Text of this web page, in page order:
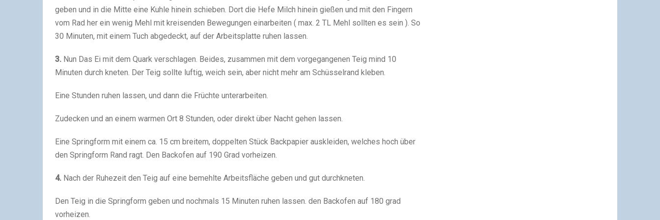
geben und in die Mitte eine Kuhle hinein schieben. Dort die Hefe Milch hinein gießen und mit den Fingern
vom Rad her ein wenig Mehl mit kreisenden Bewegungen einarbeiten ( max. 2 TL Mehl sollten es sein ). So
30 Minuten, mit einem Tuch abgedeckt, auf der Arbeitsplatte ruhen lassen.
3. Nun Das Ei mit dem Quark verschlagen. Beides, zusammen mit dem vorgegangenen Teig mind 10
Minuten durch kneten. Der Teig sollte luftig, weich sein, aber nicht mehr am Schüsselrand kleben.
Eine Stunden ruhen lassen, und dann die Früchte unterarbeiten.
Zudecken und an einem warmen Ort 8 Stunden, oder direkt über Nacht gehen lassen.
Eine Springform mit einem ca. 15 cm breitem, doppelten Stück Backpapier auskleiden, welches hoch über
den Springform Rand ragt. Den Backofen auf 190 Grad vorheizen.
4. Nach der Ruhezeit den Teig auf eine bemehlte Arbeitsfläche geben und gut durchkneten.
Den Teig in die Springform geben und nochmals 15 Minuten ruhen lassen. den Backofen auf 180 grad
vorheizen.